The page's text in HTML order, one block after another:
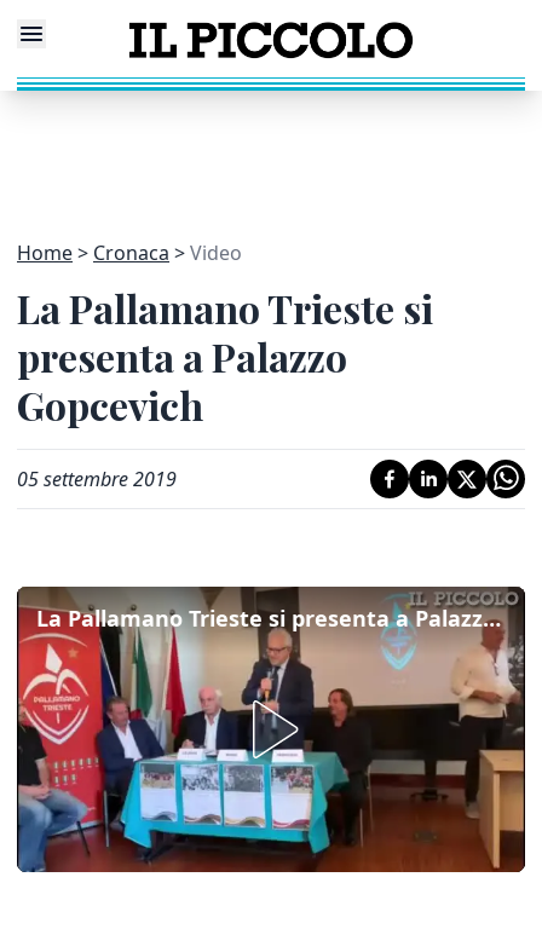
Home Cronaca Video
La Pallamano Trieste si
presenta a Palazzo
Gopcevich
05 settembre 2019
La Pallamano Trieste si presenta a Palazzo Gopcevich